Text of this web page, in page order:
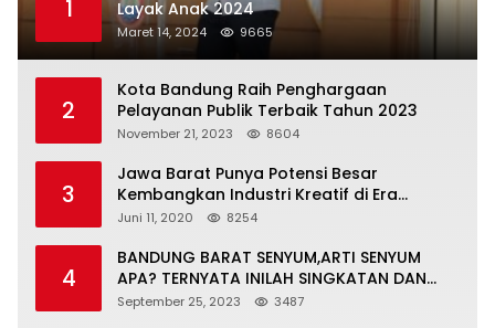
1
Layak Anak 2024
Maret 14, 2024 9665
2
Kota Bandung Raih Penghargaan
Pelayanan Publik Terbaik Tahun 2023
November 21, 2023 8604
3
Jawa Barat Punya Potensi Besar
Kembangkan Industri Kreatif di Era
Normal Baru
Juni 11, 2020 8254
4
BANDUNG BARAT SENYUM,ARTI SENYUM
APA? TERNYATA INILAH SINGKATAN DAN
MAKNANYA
September 25, 2023 3487